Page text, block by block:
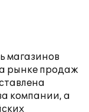
магазинов
рынке продаж
компании, а